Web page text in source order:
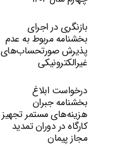
بازنگری در اجرای
بخشنامه مربوط به عدم
پذیرش صورتحساب‌های
غیرالکترونیکی
درخواست ابلاغ
بخشنامه جبران
هزینه‌های مستمر تجهیز
کارگاه در دوران تمدید
مجاز پیمان